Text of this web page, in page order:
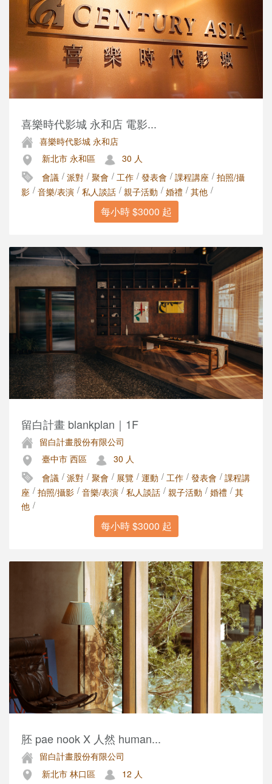
喜樂時代影城 永和店 電影...
喜樂時代影城 永和店
新北市 永和區
30 人
會議 / 派對 / 聚會 / 工作 / 發表會 / 課程講座 / 拍照/攝
影 / 音樂/表演 / 私人談話 / 親子活動 / 婚禮 / 其他 /
每小時 $3000 起
留白計畫 blankplan｜1F
留白計畫股份有限公司
臺中市 西區
30 人
會議 / 派對 / 聚會 / 展覽 / 運動 / 工作 / 發表會 / 課程講
座 / 拍照/攝影 / 音樂/表演 / 私人談話 / 親子活動 / 婚禮 / 其
他 /
每小時 $3000 起
胚 pae nook X 人然 human...
留白計畫股份有限公司
新北市 林口區
12 人